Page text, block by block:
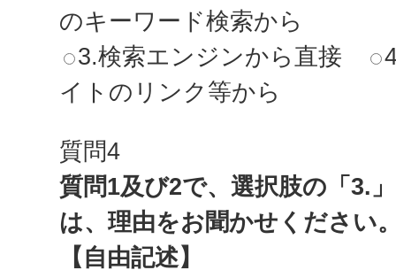
のキーワード検索から
3.検索エンジンから直接
イトのリンク等から
質問4
質問1及び2で、選択肢の「3.
は、理由をお聞かせください
【自由記述】